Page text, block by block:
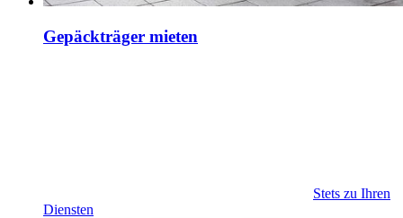
Gepäckträger mieten
Stets zu Ihren
Diensten